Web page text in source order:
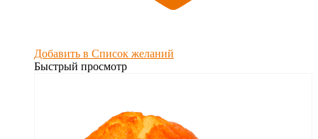
Добавить в Список желаний
Быстрый просмотр